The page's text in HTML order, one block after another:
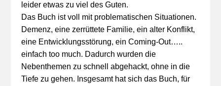
leider etwas zu viel des Guten.
Das Buch ist voll mit problematischen Situationen.
Demenz, eine zerrüttete Familie, ein alter Konflikt,
eine Entwicklungsstörung, ein Coming-Out…..
einfach too much. Dadurch wurden die
Nebenthemen zu schnell abgehackt, ohne in die
Tiefe zu gehen. Insgesamt hat sich das Buch, für